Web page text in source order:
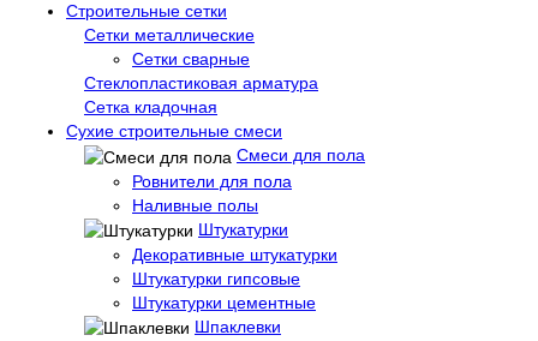
Строительные сетки
Сетки металлические
Сетки сварные
Стеклопластиковая арматура
Сетка кладочная
Сухие строительные смеси
Смеси для пола
Ровнители для пола
Наливные полы
Штукатурки
Декоративные штукатурки
Штукатурки гипсовые
Штукатурки цементные
Шпаклевки